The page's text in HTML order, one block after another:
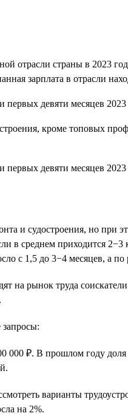
отрасли страны в 2023
зарплата в отрасли
кроме топовых
и судостроения, но
в среднем приходится
с 1,5 до 3−4 месяцев,
на рынок труда
000 ₽. В прошлом году
варианты
на 2%.